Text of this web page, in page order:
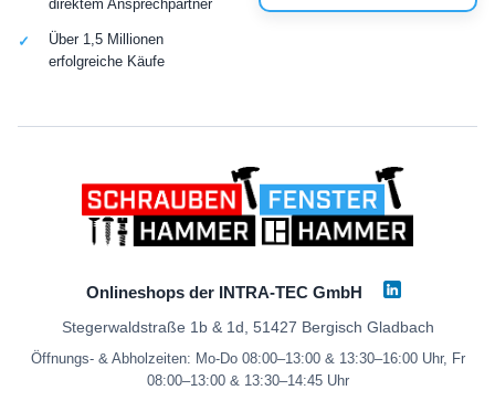
direktem Ansprechpartner
Über 1,5 Millionen
erfolgreiche Käufe
Onlineshops der INTRA-TEC GmbH
Stegerwaldstraße 1b & 1d, 51427 Bergisch Gladbach
Öffnungs- & Abholzeiten: Mo-Do 08:00–13:00 & 13:30–16:00 Uhr, Fr
08:00–13:00 & 13:30–14:45 Uhr